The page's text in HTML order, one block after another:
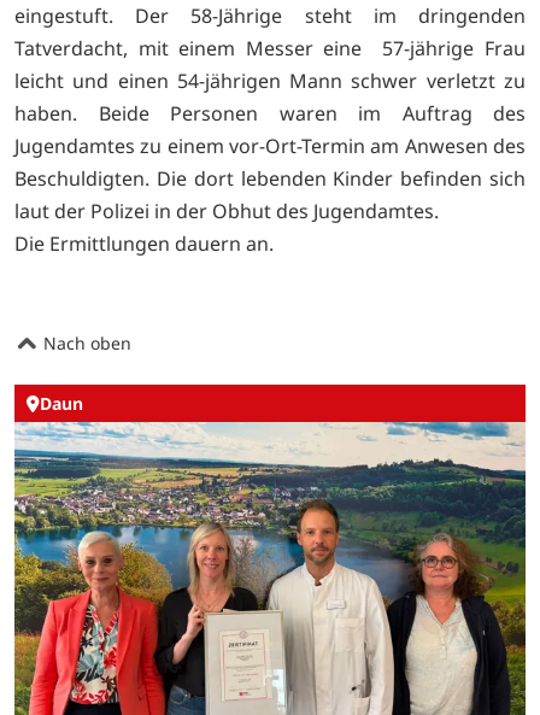
eingestuft. Der 58-Jährige steht im dringenden
Tatverdacht, mit einem Messer eine 57-jährige Frau
leicht und einen 54-jährigen Mann schwer verletzt zu
haben. Beide Personen waren im Auftrag des
Jugendamtes zu einem vor-Ort-Termin am Anwesen des
Beschuldigten. Die dort lebenden Kinder befinden sich
laut der Polizei in der Obhut des Jugendamtes.
Die Ermittlungen dauern an.
Nach oben
Daun